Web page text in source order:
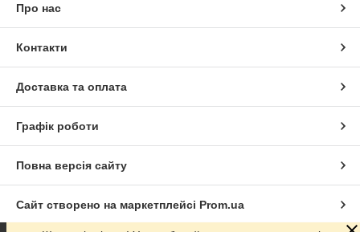
Про нас
Контакти
Доставка та оплата
Графік роботи
Повна версія сайту
Сайт створено на маркетплейсі Prom.ua